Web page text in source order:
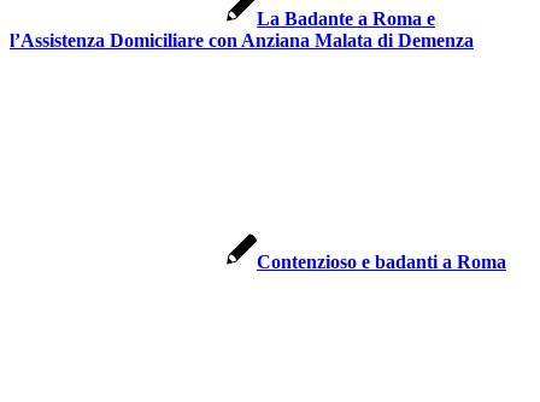
La Badante a Roma e
l’Assistenza Domiciliare con Anziana Malata di Demenza
Contenzioso e badanti a Roma